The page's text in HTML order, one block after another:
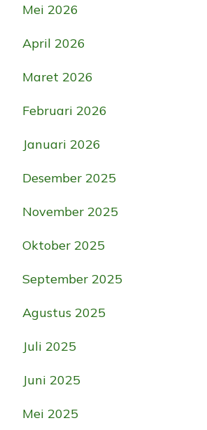
Mei 2026
April 2026
Maret 2026
Februari 2026
Januari 2026
Desember 2025
November 2025
Oktober 2025
September 2025
Agustus 2025
Juli 2025
Juni 2025
Mei 2025